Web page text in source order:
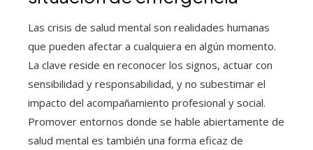
Las crisis de salud mental son realidades humanas
que pueden afectar a cualquiera en algún momento.
La clave reside en reconocer los signos, actuar con
sensibilidad y responsabilidad, y no subestimar el
impacto del acompañamiento profesional y social.
Promover entornos donde se hable abiertamente de
salud mental es también una forma eficaz de